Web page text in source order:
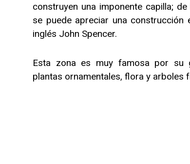
construyen una imponente capilla;
se puede apreciar una
inglés John Spencer.
Esta zona es muy famosa por su
plantas ornamentales, flora y arboles